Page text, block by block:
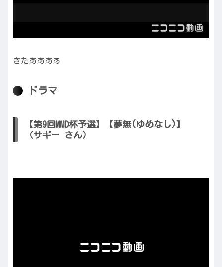
きたああああ
ドラマ
【第9回MMD杯予選】【夢無(ゆめなし)】
（サギー さん）